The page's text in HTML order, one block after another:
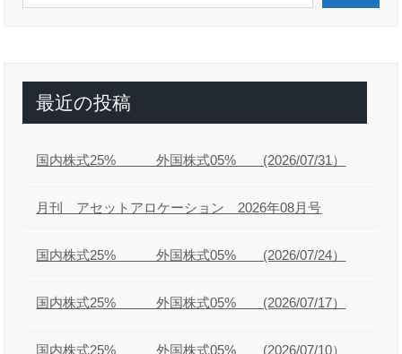
シ
最近の投稿
国内株式25% 外国株式05% (2026/07/31）
月刊 アセットアロケーション 2026年08月号
国内株式25% 外国株式05% (2026/07/24）
国内株式25% 外国株式05% (2026/07/17）
国内株式25% 外国株式05% (2026/07/10）